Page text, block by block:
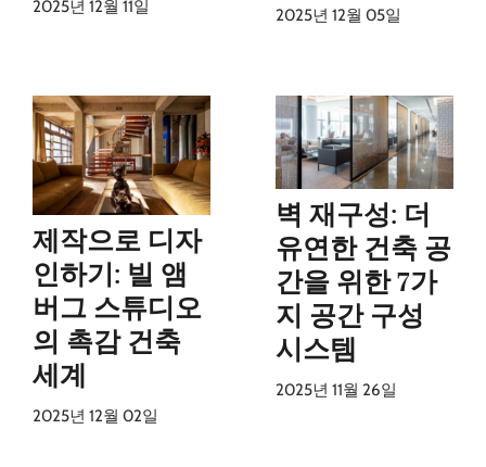
2025년 12월 11일 2025년 12월 05일
제작으로 디자
인하기: 빌 앰
버그 스튜디오
의 촉감 건축
세계
2025년 12월 02일
벽 재구성: 더
유연한 건축 공
간을 위한 7가
지 공간 구성
시스템
2025년 11월 26일